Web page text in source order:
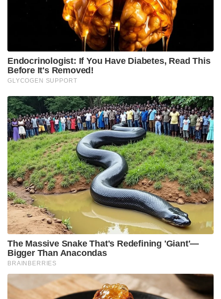
കാണാതായതായും കണ്ടെത്തി. ചോദ്യം ചെയ്യലിൽ,
പാത്രം മോഷ്ടിച്ചതായി അദ്ദേഹം നിഷേധിച്ചു, എന്നാൽ
നിരീക്ഷണ ദൃശ്യങ്ങൾ പരിശോധിച്ചപ്പോൾ അത്
അദ്ദേഹത്തിന്റെ കോഴി ഫാമിന് സമീപം
ഒളിപ്പിച്ചിരിക്കുകയാണെന്ന് കണ്ടെത്തുകയും ഇയാളെ
അറസ്റ്റ് ചെയ്യുകയുമായിരുന്നു.
Tags: Taiwan Man Ex-Girlfriend's Father's Ashes